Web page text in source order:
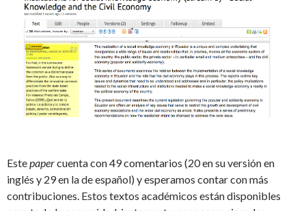
Estepapercuenta con 49 comentarios (20 en su versión en
inglés y 29 en la de español) y esperamos contar con más
contribuciones. Estos textos académicos están disponibles